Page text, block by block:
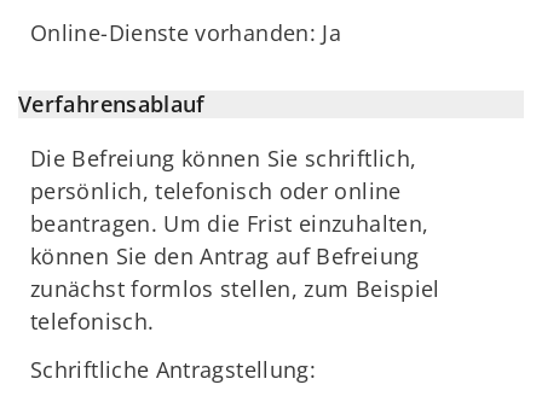
Online-Dienste vorhanden: Ja
Verfahrensablauf
Die Befreiung können Sie schriftlich,
persönlich, telefonisch oder online
beantragen. Um die Frist einzuhalten,
können Sie den Antrag auf Befreiung
zunächst formlos stellen, zum Beispiel
telefonisch.
Schriftliche Antragstellung: